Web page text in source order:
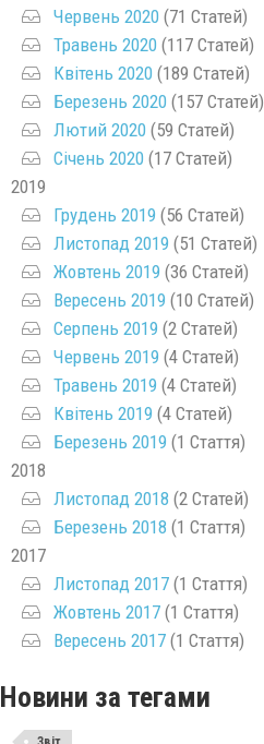
Червень 2020(71 Статей)
Травень 2020(117 Статей)
Квітень 2020(189 Статей)
Березень 2020(157 Статей)
Лютий 2020(59 Статей)
Січень 2020(17 Статей)
2019
Грудень 2019 (56 Статей)
Листопад 2019 (51 Статей)
Жовтень 2019 (36 Статей)
Вересень 2019 (10 Статей)
Серпень 2019 (2 Статей)
Червень 2019 (4 Статей)
Травень 2019 (4 Статей)
Квітень 2019 (4 Статей)
Березень 2019 (1 Стаття)
2018
Листопад 2018 (2 Статей)
Березень 2018 (1 Стаття)
2017
Листопад 2017(1 Стаття)
Жовтень 2017(1 Стаття)
Вересень 2017(1 Стаття)
Новини за тегами